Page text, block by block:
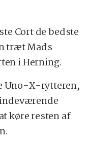
Cort de bedste
træt Mads
i Herning.
Uno-X-rytteren,
køre resten af